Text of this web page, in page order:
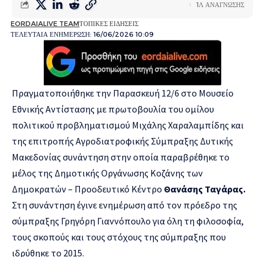
ΤΕΛΕΥΤΑΙΑ ΕΝΗΜΕΡΩΣΗ: 16/06/2026 10:09
EORDAIALIVE TEAMΤΟΠΙΚΕΣ ΕΙΔΗΣΕΙΣ
1Λ ΑΝΑΓΝΩΣΗΣ
Πραγματοποιήθηκε την Παρασκευή 12/6 στο Μουσείο
Εθνικής Αντίστασης με πρωτοβουλία του ομίλου
πολιτικού προβληματισμού Μιχάλης Χαραλαμπίδης και
της επιτροπής Αγροδιατροφικής Σύμπραξης Δυτικής
Μακεδονίας συνάντηση στην οποία παραβρέθηκε το
μέλος της Δημοτικής Οργάνωσης Κοζάνης των
Δημοκρατών – Προοδευτικό Κέντρο Θανάσης Ταγάρας.
Στη συνάντηση έγινε ενημέρωση από τον πρόεδρο της
σύμπραξης Γρηγόρη Γιαννόπουλο για όλη τη φιλοσοφία,
τους σκοπούς και τους στόχους της σύμπραξης που
ιδρύθηκε το 2015.